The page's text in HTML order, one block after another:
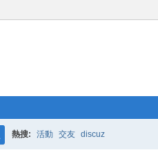
熱搜: 活動 交友 discuz